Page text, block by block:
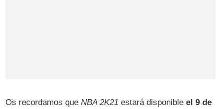
Os recordamos queNBA 2K21 estará disponibleel 9 de